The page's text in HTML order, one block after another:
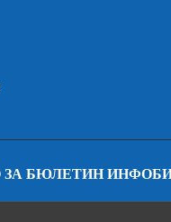
ЗА БЮЛЕТИН